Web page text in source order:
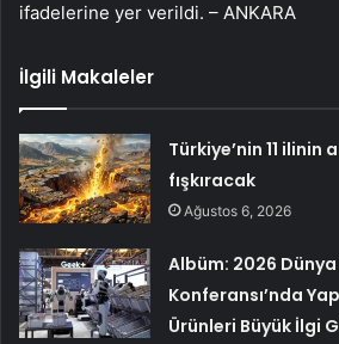
ifadelerine yer verildi. – ANKARA
İlgili Makaleler
Türkiye’nin 11 ilinin
fışkıracak
Ağustos 6, 2026
Albüm: 2026
Konferansı’nda
Ürünleri Büyük İlgi